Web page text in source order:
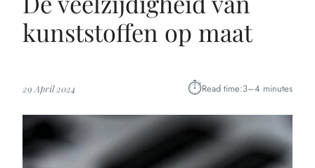
kunststoffen op maat
29 April 2024 ⏱︎Read time:3–4 minutes